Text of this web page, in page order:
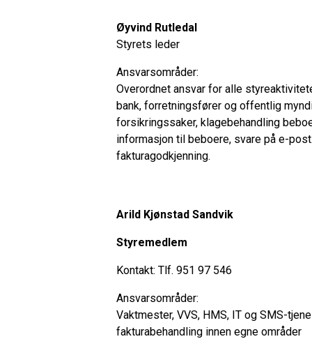
Øyvind Rutledal
Styrets leder
Ansvarsområder:
Overordnet ansvar for alle
bank, forretningsfører og offentlig
forsikringssaker, klagebehandling
informasjon til beboere, svare på e-
fakturagodkjenning.
Arild Kjønstad Sandvik
Styremedlem
Kontakt: Tlf. 951 97 546
Ansvarsområder:
Vaktmester, VVS, HMS, IT og SMS-
fakturabehandling innen egne områder